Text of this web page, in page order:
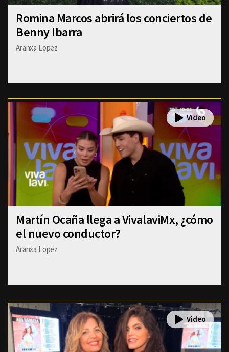
Romina Marcos abrirá los conciertos de
Benny Ibarra
Aranxa Lopez
Martín Ocaña llega a VivalaviMx, ¿cómo
el nuevo conductor?
Aranxa Lopez